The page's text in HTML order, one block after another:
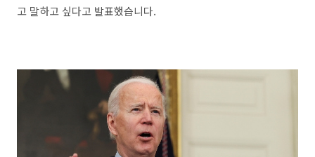
고 말하고 싶다고 발표했습니다.